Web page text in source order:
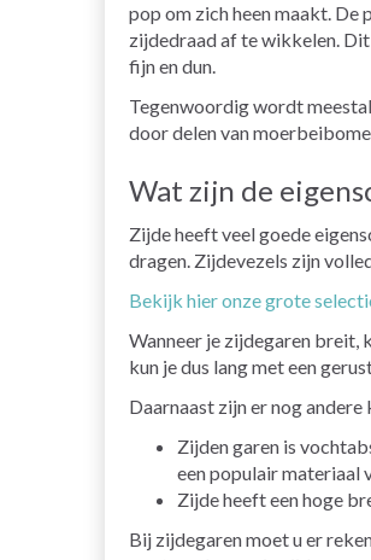
pop om zich heen maakt.
zijdedraad af te wikkelen.
fijn en dun.
Tegenwoordig wordt
door delen van
Wat zijn de
Zijde heeft veel goede
dragen. Zijdevezels zijn
Bekijk hier onze grote
Wanneer je zijdegaren breit,
kun je dus lang met een
Daarnaast zijn er nog
Zijden garen is
een populair materiaal
Zijde heeft een hoge
Bij zijdegaren moet u er